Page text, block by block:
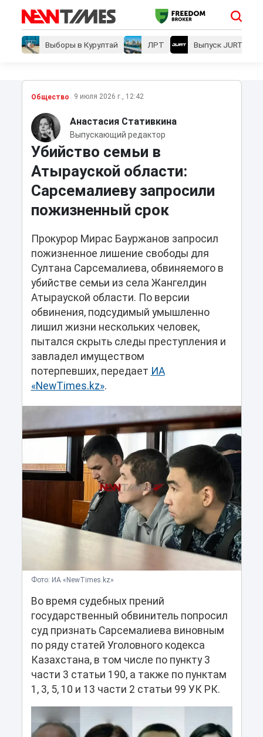
Выборы в Курултай ЛРТ Выпуск JURT
Общество 9 июля 2026 г., 12:42
Анастасия Стативкина
Выпускающий редактор
Убийство семьи в
Атырауской области:
Сарсемалиеву запросили
пожизненный срок
Прокурор Мирас Бауржанов запросил
пожизненное лишение свободы для
Султана Сарсемалиева, обвиняемого в
убийстве семьи из села Жангелдин
Атырауской области. По версии
обвинения, подсудимый умышленно
лишил жизни нескольких человек,
пытался скрыть следы преступления и
завладел имуществом
потерпевших, передает ИА
«NewTimes.kz».
Фото: ИА «NewTimes.kz»
Во время судебных прений
государственный обвинитель попросил
суд признать Сарсемалиева виновным
по ряду статей Уголовного кодекса
Казахстана, в том числе по пункту 3
части 3 статьи 190, а также по пунктам
1, 3, 5, 10 и 13 части 2 статьи 99 УК РК.